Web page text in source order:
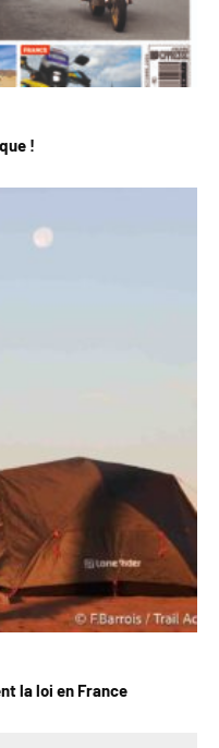
!
la loi en France